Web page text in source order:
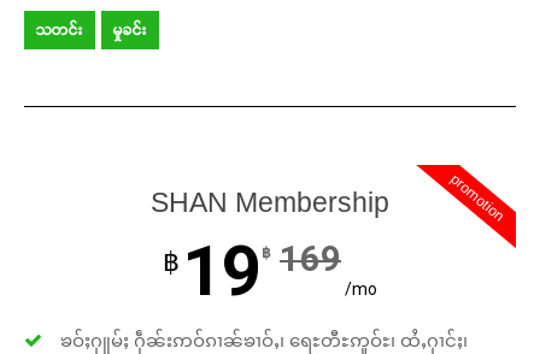
သတင်း မှုခင်း
promotion
SHAN Membership
฿ 19 ฿ 169
/mo
ၶဝ်ႈႁူမ်ႈ ႁဵၼ်းဢဝ်ၵၢၼ်ၶၢဝ်ႇ၊ ရေႊတီႊဢူဝ်ႊ၊ ထႆႇႁၢင်ႈ၊